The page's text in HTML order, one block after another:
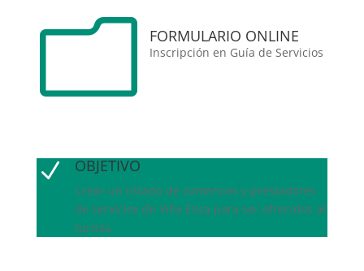
m FORMULARIO ONLINE
Inscripción en Guía de Servicios
N OBJETIVO
Crear un listado de comercios y prestadores
de servicios de Villa Elisa para ser ofrecidos al
turista.